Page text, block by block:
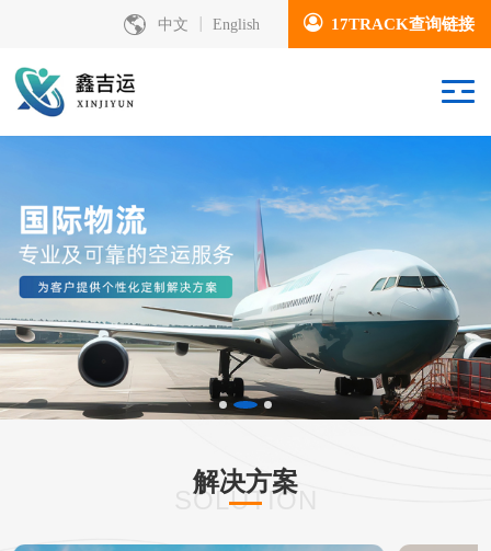
中文 English 17TRACK查询链接
解决方案
SOLUTION